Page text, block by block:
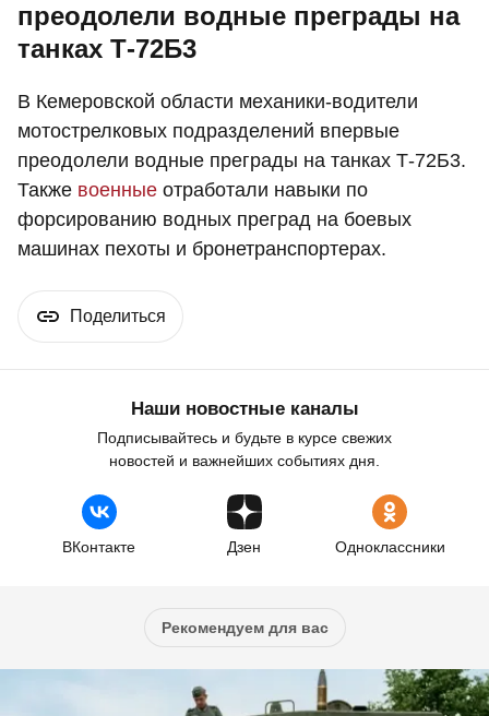
преодолели водные преграды на
танках Т-72Б3
В Кемеровской области механики-водители
мотострелковых подразделений впервые
преодолели водные преграды на танках Т-72Б3.
Также военные отработали навыки по
форсированию водных преград на боевых
машинах пехоты и бронетранспортерах.
Поделиться
Наши новостные каналы
Подписывайтесь и будьте в курсе свежих
новостей и важнейших событиях дня.
ВКонтакте Дзен Одноклассники
Рекомендуем для вас